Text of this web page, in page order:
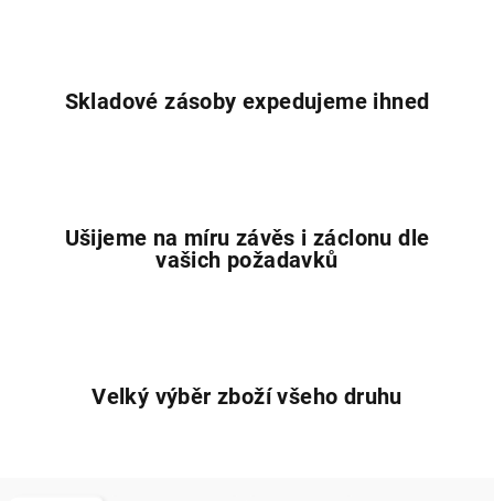
Skladové zásoby expedujeme ihned
Ušijeme na míru závěs i záclonu dle
vašich požadavků
Velký výběr zboží všeho druhu